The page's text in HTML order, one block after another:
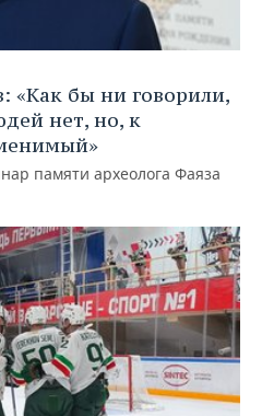
бы ни говорили,
нет, но, к
памяти археолога Фаяза